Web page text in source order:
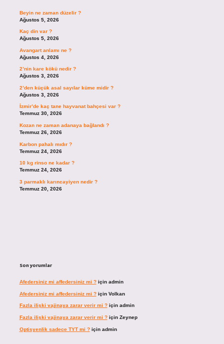
Beyin ne zaman düzelir ?
Ağustos 5, 2026
Kaç din var ?
Ağustos 5, 2026
Avangart anlamı ne ?
Ağustos 4, 2026
2’nin kare kökü nedir ?
Ağustos 3, 2026
2’den küçük asal sayılar küme midir ?
Ağustos 3, 2026
İzmir’de kaç tane hayvanat bahçesi var ?
Temmuz 30, 2026
Kozan ne zaman adanaya bağlandı ?
Temmuz 26, 2026
Karbon pahalı mıdır ?
Temmuz 24, 2026
10 kg rinso ne kadar ?
Temmuz 24, 2026
3 parmaklı karıncayiyen nedir ?
Temmuz 20, 2026
Son yorumlar
Afedersiniz mi affedersiniz mi ?için admin
Afedersiniz mi affedersiniz mi ?için Volkan
Fazla ilişki vajinaya zarar verir mi ?için admin
Fazla ilişki vajinaya zarar verir mi ?için Zeynep
Optisyenlik sadece TYT mi ?için admin